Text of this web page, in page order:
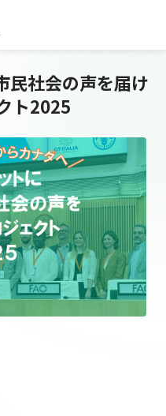
民社会の声を届け
ト2025